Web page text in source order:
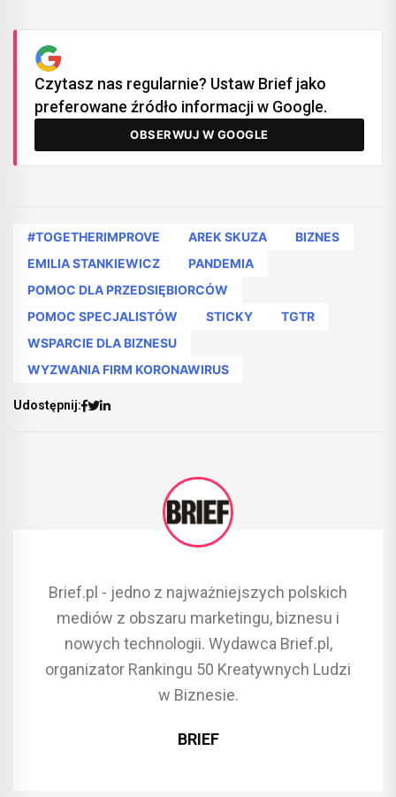
Czytasz nas regularnie? Ustaw Brief jako
preferowane źródło informacji w Google.
OBSERWUJ W GOOGLE
#TOGETHERIMPROVE AREK SKUZA
BIZNES
EMILIA STANKIEWICZ
PANDEMIA
POMOC DLA PRZEDSIĘBIORCÓW
POMOC SPECJALISTÓW
STICKY
TGTR
WSPARCIE DLA BIZNESU
WYZWANIA FIRM KORONAWIRUS
Udostępnij:
Brief.pl - jedno z najważniejszych polskich
mediów z obszaru marketingu, biznesu i
nowych technologii. Wydawca Brief.pl,
organizator Rankingu 50 Kreatywnych Ludzi
w Biznesie.
BRIEF